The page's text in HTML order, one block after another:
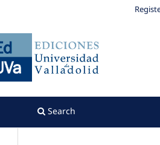
Search